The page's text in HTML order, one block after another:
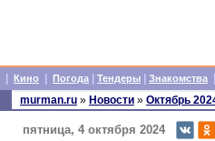
Кино Погода Тендеры Знакомства
murman.ru » Новости » Октябрь
пятница, 4 октября 2024